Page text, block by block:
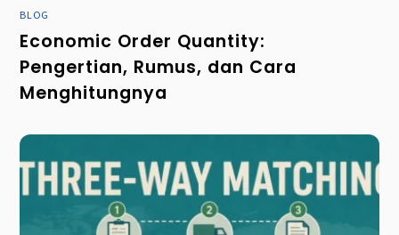
BLOG
Economic Order Quantity:
Pengertian, Rumus, dan Cara
Menghitungnya